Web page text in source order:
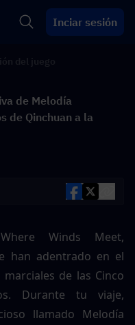
Inciar sesión
de Melodía
de Qinchuan a la
Winds Meet,
han adentrado en el
de las Cinco
Durante tu viaje,
llamado Melodía